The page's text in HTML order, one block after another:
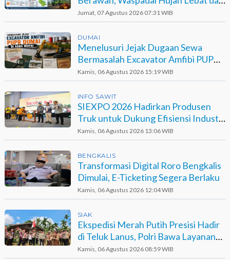
Petir
Jumat, 07 Agustus 2026 07:31 WIB
DUMAI
Menelusuri Jejak Dugaan Sewa
Bermasalah Excavator Amfibi PUPR
Dumai di Agro Murni
Kamis, 06 Agustus 2026 15:19 WIB
INFO SAWIT
SIEXPO 2026 Hadirkan Produsen
Truk untuk Dukung Efisiensi Industri
Sawit
Kamis, 06 Agustus 2026 13:06 WIB
BENGKALIS
Transformasi Digital Roro Bengkalis
Dimulai, E-Ticketing Segera Berlaku
Kamis, 06 Agustus 2026 12:04 WIB
SIAK
Ekspedisi Merah Putih Presisi Hadir
di Teluk Lanus, Polri Bawa Layanan
dan Harapan
Kamis, 06 Agustus 2026 08:59 WIB